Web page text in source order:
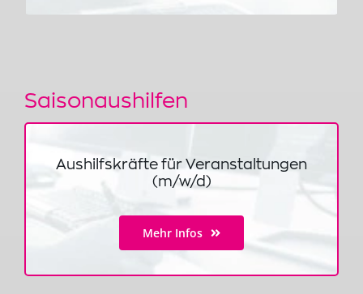
Saisonaushilfen
Aushilfskräfte für Veranstaltungen
(m/w/d)
Mehr Infos